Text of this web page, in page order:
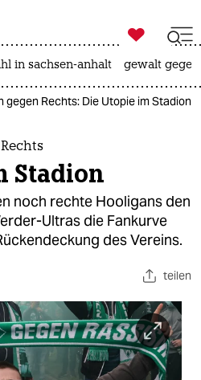
ich
ich

taz zahl ich
in sachsen-anhalt gewalt
gegen Rechts: Die Utopie im Stadion
Stadion
noch rechte Hooligans den
Ultras die Fankurve
des Vereins.
teilen